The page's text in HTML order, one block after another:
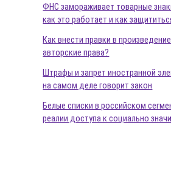
ФНС замораживает товарные
как это работает и как
Как внести правки в
авторские права?
Штрафы и запрет иностранной
на самом деле говорит закон
Белые списки в российском
реалии доступа к социально